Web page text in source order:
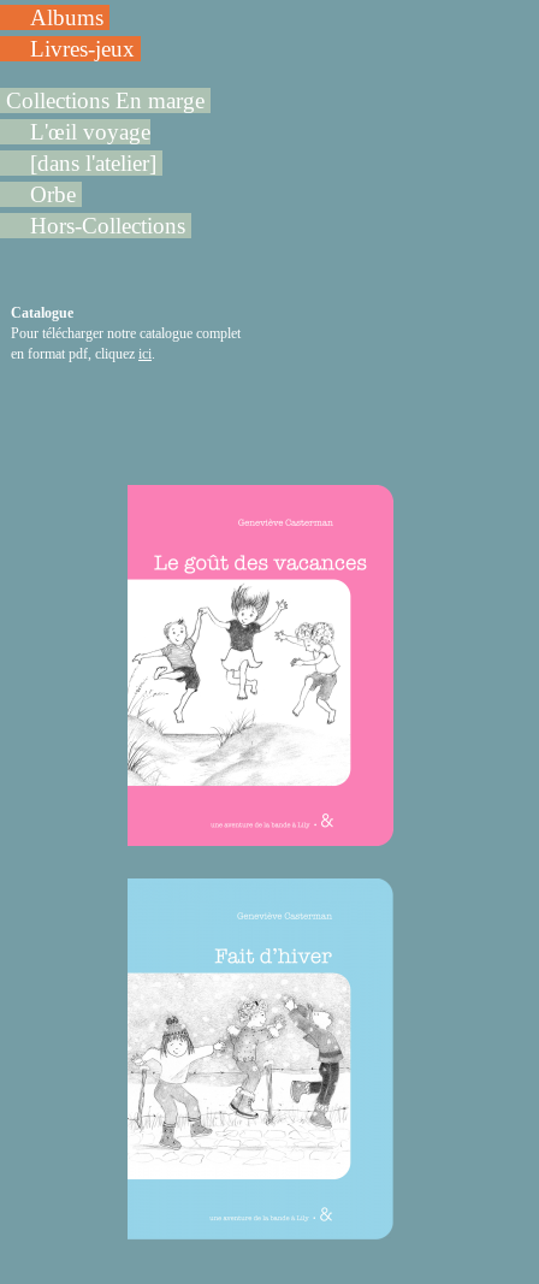
Albums
Livres-jeux
Collections En marge
L'œil voyage
[dans l'atelier]
Orbe
Hors-Collections
Catalogue
Pour télécharger notre catalogue complet
en format pdf, cliquez ici.